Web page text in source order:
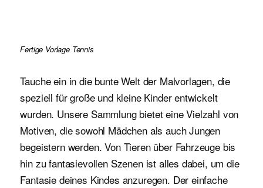
Fertige Vorlage Tennis
Tauche ein in die bunte Welt der Malvorlagen, die
speziell für große und kleine Kinder entwickelt
wurden. Unsere Sammlung bietet eine Vielzahl von
Motiven, die sowohl Mädchen als auch Jungen
begeistern werden. Von Tieren über Fahrzeuge bis
hin zu fantasievollen Szenen ist alles dabei, um die
Fantasie deines Kindes anzuregen. Der einfache